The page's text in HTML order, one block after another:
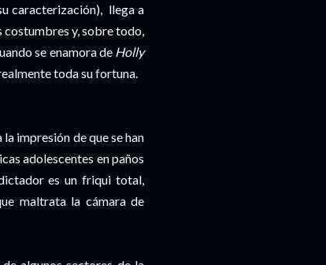
caracterización), llega a
costumbres y, sobre todo,
se enamora de Holly
toda su fortuna.
impresión de que se han
adolescentes en paños
es un friqui total,
maltrata la cámara de